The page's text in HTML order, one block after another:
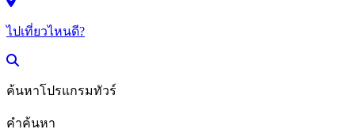
ไปเที่ยวไหนดี?
ค้นหาโปรแกรมทัวร์
คำค้นหา